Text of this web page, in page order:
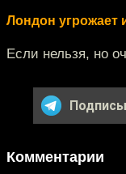
Лондон угрожает
Если нельзя, но
Комментарии